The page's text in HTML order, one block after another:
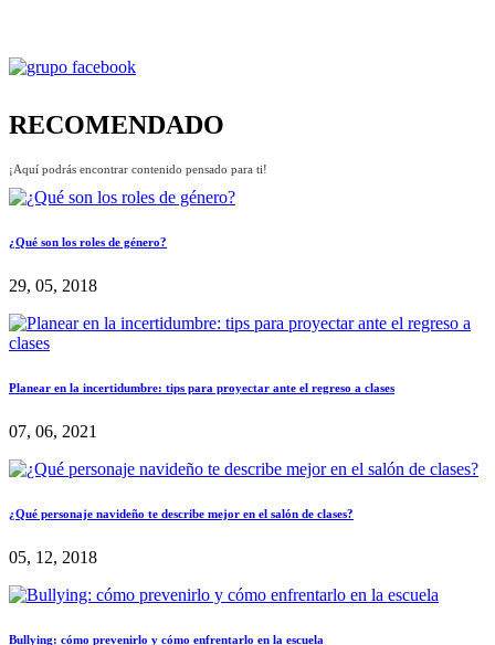
RECOMENDADO
¡Aquí podrás encontrar contenido pensado para ti!
¿Qué son los roles de género?
29, 05, 2018
Planear en la incertidumbre: tips para proyectar ante el regreso a clases
07, 06, 2021
¿Qué personaje navideño te describe mejor en el salón de clases?
05, 12, 2018
Bullying: cómo prevenirlo y cómo enfrentarlo en la escuela